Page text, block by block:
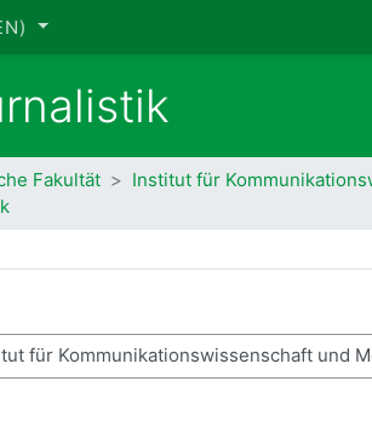
Fakultät
Institut für